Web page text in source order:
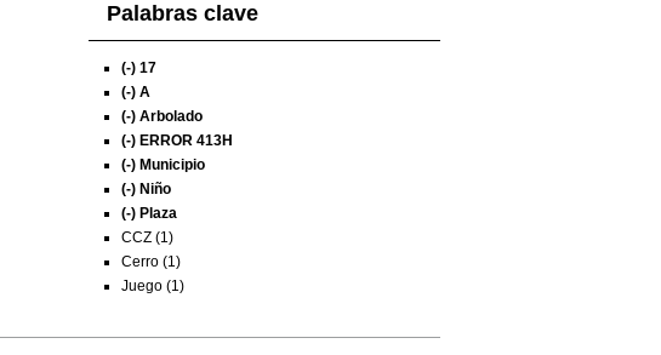
Palabras clave
(-) 17
(-) A
(-) Arbolado
(-) ERROR 413H
(-) Municipio
(-) Niño
(-) Plaza
CCZ (1)
Cerro (1)
Juego (1)